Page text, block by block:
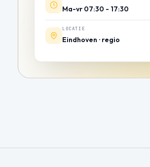
Ma-vr 07:30 - 17:30
LOCATIE
Eindhoven · regio